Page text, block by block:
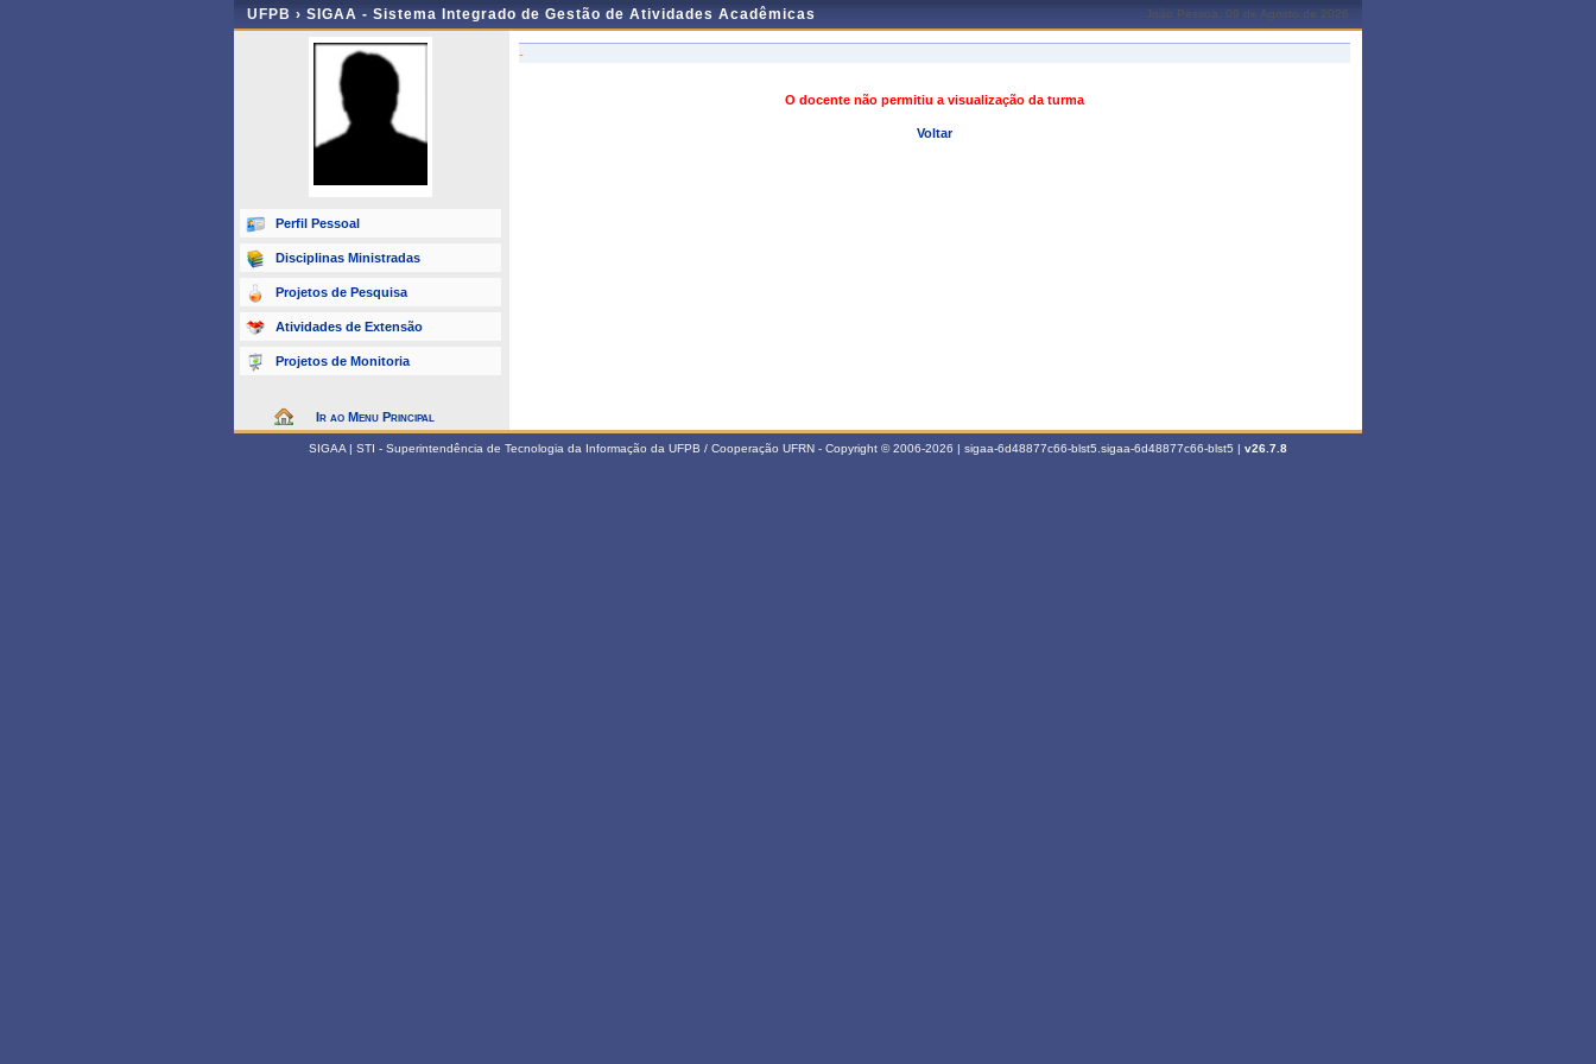
UFPB › SIGAA - Sistema Integrado de Gestão de Atividades Acadêmicas João Pessoa, 09 de Agosto de 2026
Perfil Pessoal
Disciplinas Ministradas
Projetos de Pesquisa
Atividades de Extensão
Projetos de Monitoria
Ir ao Menu Principal
-
O docente não permitiu a visualização da turma
Voltar
SIGAA | STI - Superintendência de Tecnologia da Informação da UFPB / Cooperação UFRN - Copyright © 2006-2026 | sigaa-6d48877c66-blst5.sigaa-6d48877c66-blst5 | v26.7.8